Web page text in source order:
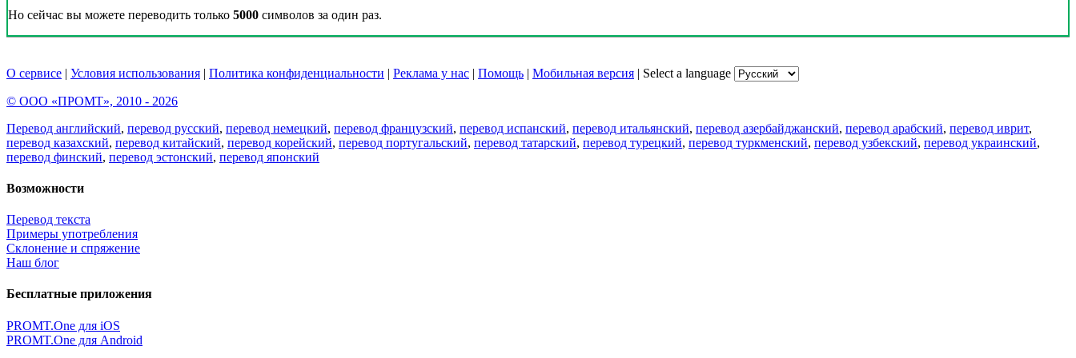
Но сейчас вы можете переводить только 5000 символов за один раз.
О сервисе | Условия использования | Политика конфиденциальности | Реклама у нас | Помощь | Мобильная версия | Select a language
© ООО «ПРОМТ», 2010 - 2026
Перевод английский, перевод русский, перевод немецкий, перевод французский, перевод испанский, перевод итальянский, перевод азербайджанский, перевод арабский, перевод иврит,
перевод казахский, перевод китайский, перевод корейский, перевод португальский, перевод татарский, перевод турецкий, перевод туркменский, перевод узбекский, перевод украинский,
перевод финский, перевод эстонский, перевод японский
Возможности
Перевод текста
Примеры употребления
Склонение и спряжение
Наш блог
Бесплатные приложения
PROMT.One для iOS
PROMT.One для Android